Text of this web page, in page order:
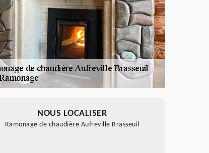
NOUS LOCALISER
Ramonage de chaudière Aufreville Brasseuil